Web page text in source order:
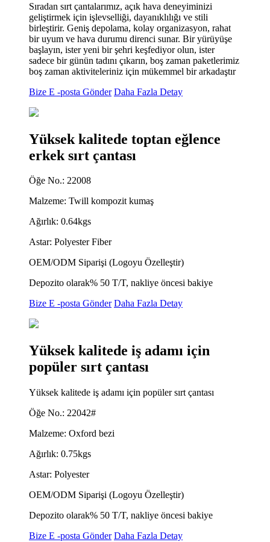
Sıradan sırt çantalarımız, açık hava deneyiminizi
geliştirmek için işlevselliği, dayanıklılığı ve stili
birleştirir. Geniş depolama, kolay organizasyon, rahat
bir uyum ve hava durumu direnci sunar. Bir yürüyüşe
başlayın, ister yeni bir şehri keşfediyor olun, ister
sadece bir günün tadını çıkarın, boş zaman paketlerimiz
boş zaman aktiviteleriniz için mükemmel bir arkadaştır
Bize E -posta Gönder Daha Fazla Detay
Yüksek kalitede toptan eğlence
erkek sırt çantası
Öğe No.: 22008
Malzeme: Twill kompozit kumaş
Ağırlık: 0.64kgs
Astar: Polyester Fiber
OEM/ODM Siparişi (Logoyu Özelleştir)
Depozito olarak% 50 T/T, nakliye öncesi bakiye
Bize E -posta Gönder Daha Fazla Detay
Yüksek kalitede iş adamı için
popüler sırt çantası
Yüksek kalitede iş adamı için popüler sırt çantası
Öğe No.: 22042#
Malzeme: Oxford bezi
Ağırlık: 0.75kgs
Astar: Polyester
OEM/ODM Siparişi (Logoyu Özelleştir)
Depozito olarak% 50 T/T, nakliye öncesi bakiye
Bize E -posta Gönder Daha Fazla Detay